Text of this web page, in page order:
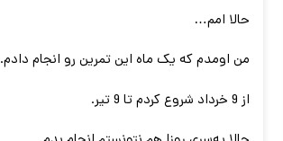
حالا امم…
من اومدم که یک ماه این تمرین رو انجام دادم.
از 9 خرداد شروع کردم تا 9 تیر.